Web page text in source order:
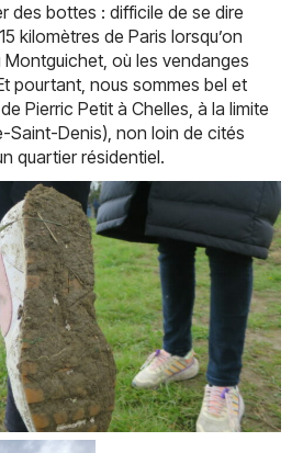
des bottes : difficile de se dire
kilomètres de Paris lorsqu’on
Montguichet, où les vendanges
pourtant, nous sommes bel et
Pierric Petit à Chelles, à la limite
Saint-Denis), non loin de cités
quartier résidentiel.